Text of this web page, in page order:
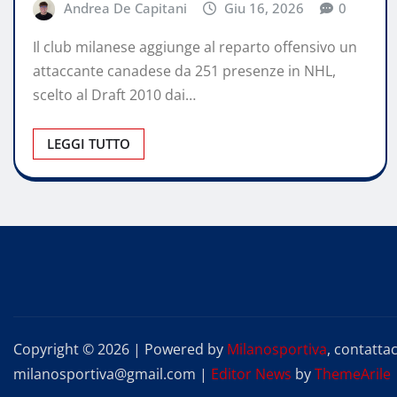
Andrea De Capitani Giu 16, 2026 0
Il club milanese aggiunge al reparto offensivo un
attaccante canadese da 251 presenze in NHL,
scelto al Draft 2010 dai…
LEGGI TUTTO
Copyright © 2026 | Powered by Milanosportiva,
milanosportiva@gmail.com | Editor News byThemeArile